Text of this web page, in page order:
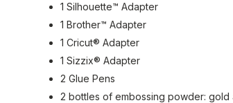
1 Silhouette™ Adapter
1 Brother™ Adapter
1 Cricut® Adapter
1 Sizzix® Adapter
2 Glue Pens
2 bottles of embossing powder: gold